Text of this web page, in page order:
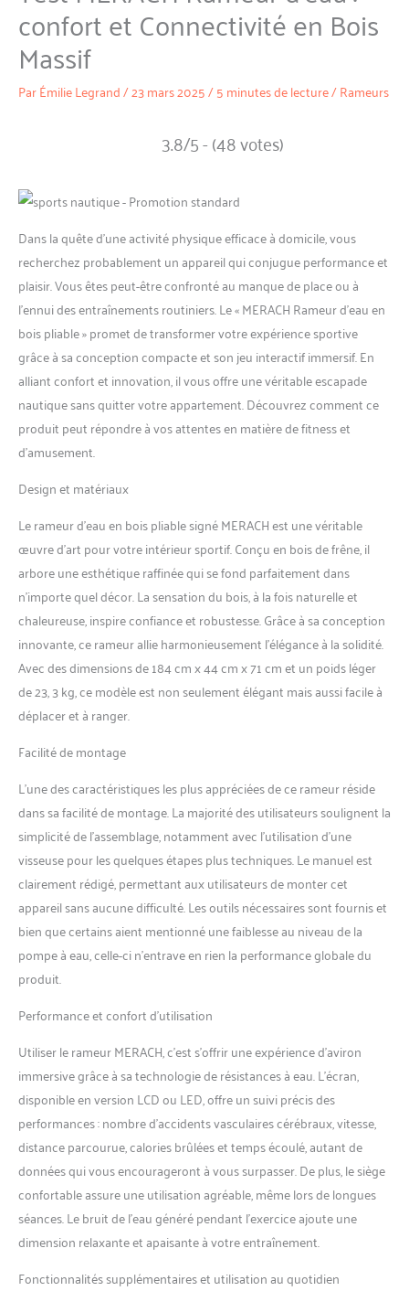
confort et Connectivité en Bois
Massif
ParÉmilie Legrand/23 mars 2025/5 minutes de lecture/Rameurs
3.8/5 - (48 votes)
Dans la quête d’une activité physique efficace à domicile, vous
recherchez probablement un appareil qui conjugue performance et
plaisir. Vous êtes peut-être confronté au manque de place ou à
l’ennui des entraînements routiniers. Le « MERACH Rameur d’eau en
bois pliable » promet de transformer votre expérience sportive
grâce à sa conception compacte et son jeu interactif immersif. En
alliant confort et innovation, il vous offre une véritable escapade
nautique sans quitter votre appartement. Découvrez comment ce
produit peut répondre à vos attentes en matière de fitness et
d’amusement.
Design et matériaux
Le rameur d’eau en bois pliable signé MERACH est une véritable
œuvre d’art pour votre intérieur sportif. Conçu en bois de frêne, il
arbore une esthétique raffinée qui se fond parfaitement dans
n’importe quel décor. La sensation du bois, à la fois naturelle et
chaleureuse, inspire confiance et robustesse. Grâce à sa conception
innovante, ce rameur allie harmonieusement l’élégance à la solidité.
Avec des dimensions de 184 cm x 44 cm x 71 cm et un poids léger
de 23, 3 kg, ce modèle est non seulement élégant mais aussi facile à
déplacer et à ranger.
Facilité de montage
L’une des caractéristiques les plus appréciées de ce rameur réside
dans sa facilité de montage. La majorité des utilisateurs soulignent la
simplicité de l’assemblage, notamment avec l’utilisation d’une
visseuse pour les quelques étapes plus techniques. Le manuel est
clairement rédigé, permettant aux utilisateurs de monter cet
appareil sans aucune difficulté. Les outils nécessaires sont fournis et
bien que certains aient mentionné une faiblesse au niveau de la
pompe à eau, celle-ci n’entrave en rien la performance globale du
produit.
Performance et confort d’utilisation
Utiliser le rameur MERACH, c’est s’offrir une expérience d’aviron
immersive grâce à sa technologie de résistances à eau. L’écran,
disponible en version LCD ou LED, offre un suivi précis des
performances : nombre d’accidents vasculaires cérébraux, vitesse,
distance parcourue, calories brûlées et temps écoulé, autant de
données qui vous encourageront à vous surpasser. De plus, le siège
confortable assure une utilisation agréable, même lors de longues
séances. Le bruit de l’eau généré pendant l’exercice ajoute une
dimension relaxante et apaisante à votre entraînement.
Fonctionnalités supplémentaires et utilisation au quotidien